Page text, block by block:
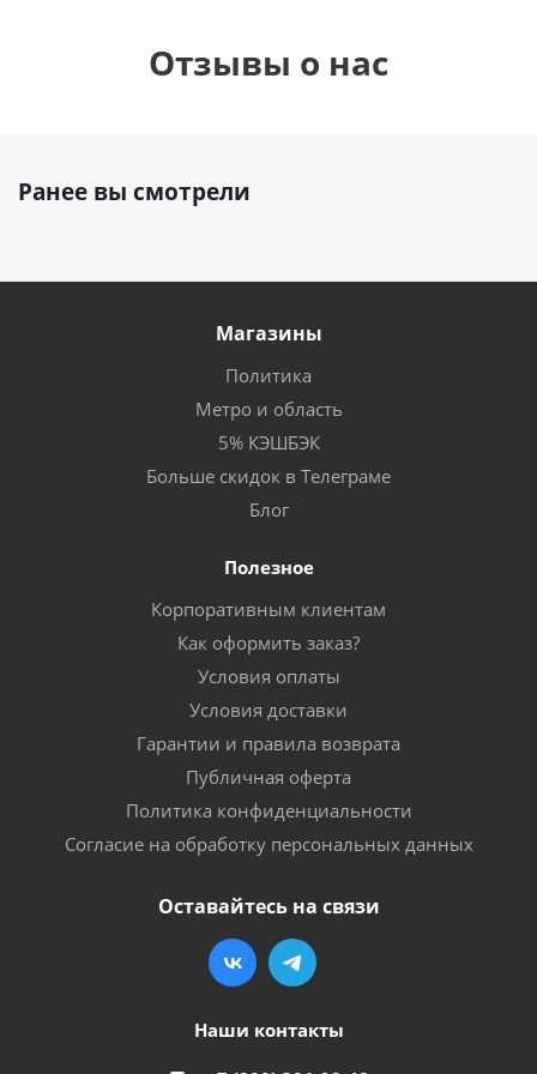
Отзывы о нас
Ранее вы смотрели
Магазины
Политика
Метро и область
5% КЭШБЭК
Больше скидок в Телеграме
Блог
Полезное
Корпоративным клиентам
Как оформить заказ?
Условия оплаты
Условия доставки
Гарантии и правила возврата
Публичная оферта
Политика конфиденциальности
Согласие на обработку персональных данных
Оставайтесь на связи
Наши контакты